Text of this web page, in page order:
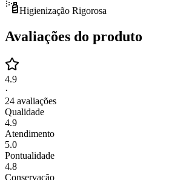
Higienização Rigorosa
Avaliações do produto
4.9
·
24 avaliações
Qualidade
4.9
Atendimento
5.0
Pontualidade
4.8
Conservação